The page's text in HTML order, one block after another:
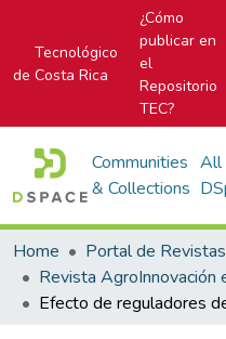
Tecnológico
de Costa Rica
¿Cómo
publicar en
el
Repositorio
TEC?
Communities
& Collections
All
Home